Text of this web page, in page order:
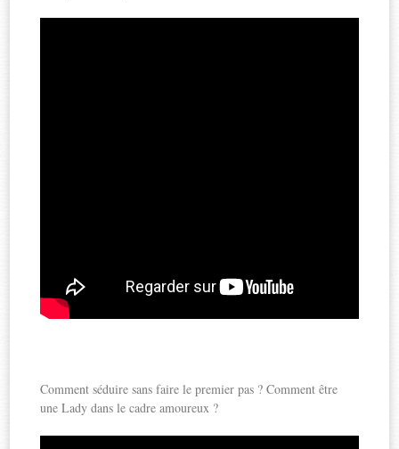
Comment séduire sans faire le premier pas ? Comment être
une Lady dans le cadre amoureux ?